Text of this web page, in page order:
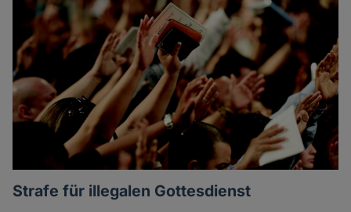
Strafe für illegalen Gottesdienst